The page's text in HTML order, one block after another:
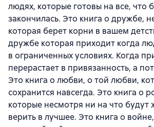
людях, которые готовы на все, что
закончилась. Это книга о дружбе,
которая берет корни в вашем
дружбе которая приходит когда
в ограниченных условиях. Когда
перерастает в привязанность, а
Это книга о любви, о той любви,
сохранится навсегда. Это книга о
которые несмотря ни на что будут
верить в лучшее. Это книга о